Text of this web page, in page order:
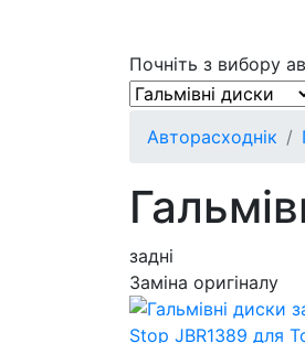
Почніть з вибору
Авторасходнік
задні
Заміна оригіналу